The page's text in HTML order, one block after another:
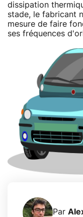
dissipation
stade, le fabricant
mesure de faire
ses fréquences
Par